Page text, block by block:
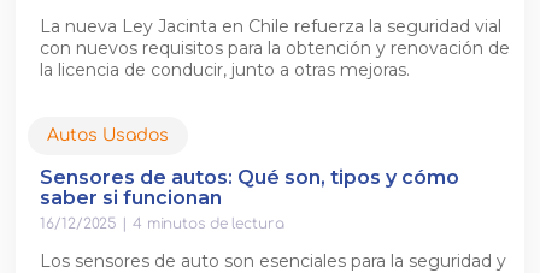
La nueva Ley Jacinta en Chile refuerza la seguridad vial
con nuevos requisitos para la obtención y renovación de
la licencia de conducir, junto a otras mejoras.
Autos Usados
Sensores de autos: Qué son, tipos y cómo
saber si funcionan
16/12/2025 4 minutos de lectura
Los sensores de auto son esenciales para la seguridad y